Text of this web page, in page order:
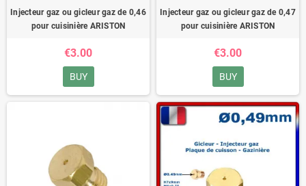
Injecteur gaz ou gicleur gaz de 0,46
pour cuisinière ARISTON
€3.00
BUY
Injecteur gaz ou gicleur gaz de 0,47
pour cuisinière ARISTON
€3.00
BUY